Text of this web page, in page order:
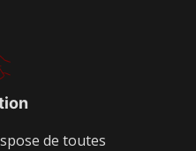
de toutes